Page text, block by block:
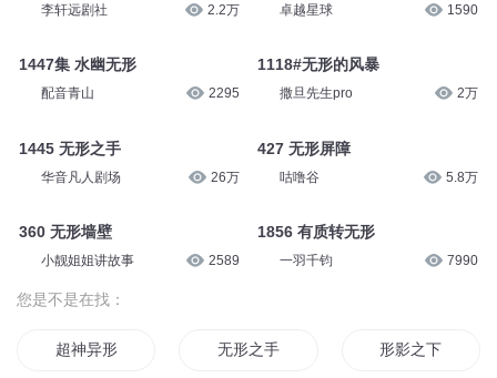
李轩远剧社 2.2万
1447集 水幽无形
配音青山 2295
1445 无形之手
华音凡人剧场 26万
360 无形墙壁
小靓姐姐讲故事 2589
卓越星球 1590
1118#无形的风暴
撒旦先生pro 2万
427 无形屏障
咕噜谷 5.8万
1856 有质转无形
一羽千钧 7990
您是不是在找：
超神异形 无形之手 形影之下